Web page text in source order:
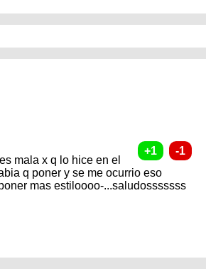
mala x q lo hice en el
q poner y se me ocurrio eso
mas estiloooo-...saludosssssss